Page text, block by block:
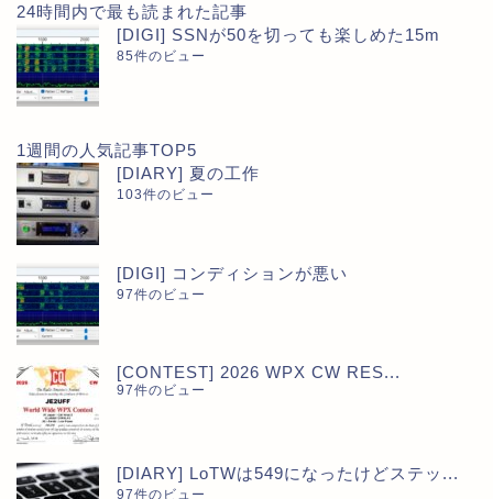
24時間内で最も読まれた記事
[DIGI] SSNが50を切っても楽しめた15m
85件のビュー
1週間の人気記事TOP5
[DIARY] 夏の工作
103件のビュー
[DIGI] コンディションが悪い
97件のビュー
[CONTEST] 2026 WPX CW RES...
97件のビュー
[DIARY] LoTWは549になったけどステッ...
97件のビュー